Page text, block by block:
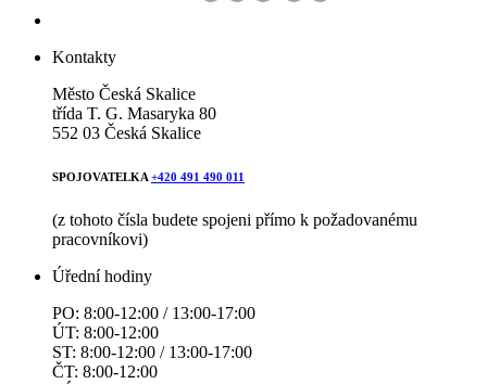
Kontakty
Město Česká Skalice
třída T. G. Masaryka 80
552 03 Česká Skalice
SPOJOVATELKA +420 491 490 011
(z tohoto čísla budete spojeni přímo k požadovanému
pracovníkovi)
Úřední hodiny
PO: 8:00-12:00 / 13:00-17:00
ÚT: 8:00-12:00
ST: 8:00-12:00 / 13:00-17:00
ČT: 8:00-12:00